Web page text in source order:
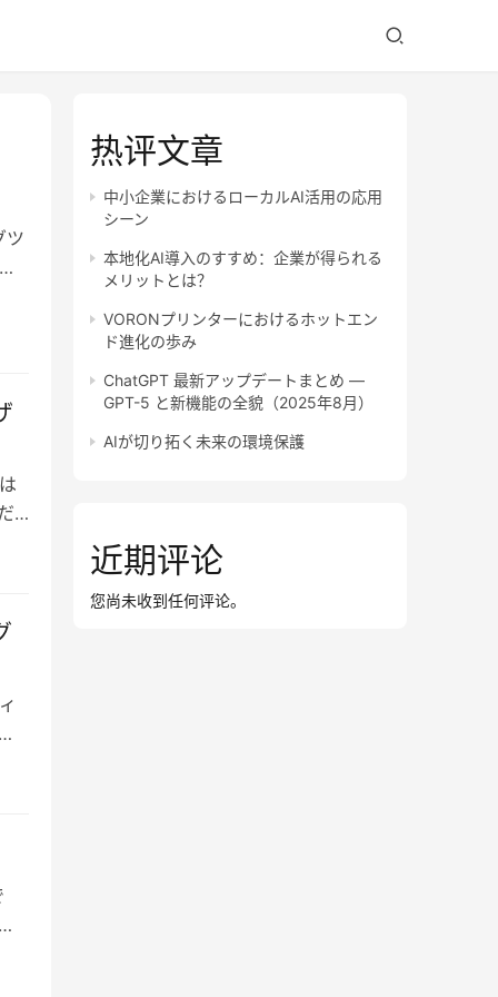
ツ
热评文章
中小企業におけるローカルAI活用の応用
シーン
本地化AI導入のすすめ：企業が得られる
メリットとは？
VORONプリンターにおけるホットエン
ド進化の歩み
ChatGPT 最新アップデートまとめ —
GPT-5 と新機能の全貌（2025年8月）
AIが切り拓く未来の環境保護
近期评论
您尚未收到任何评论。